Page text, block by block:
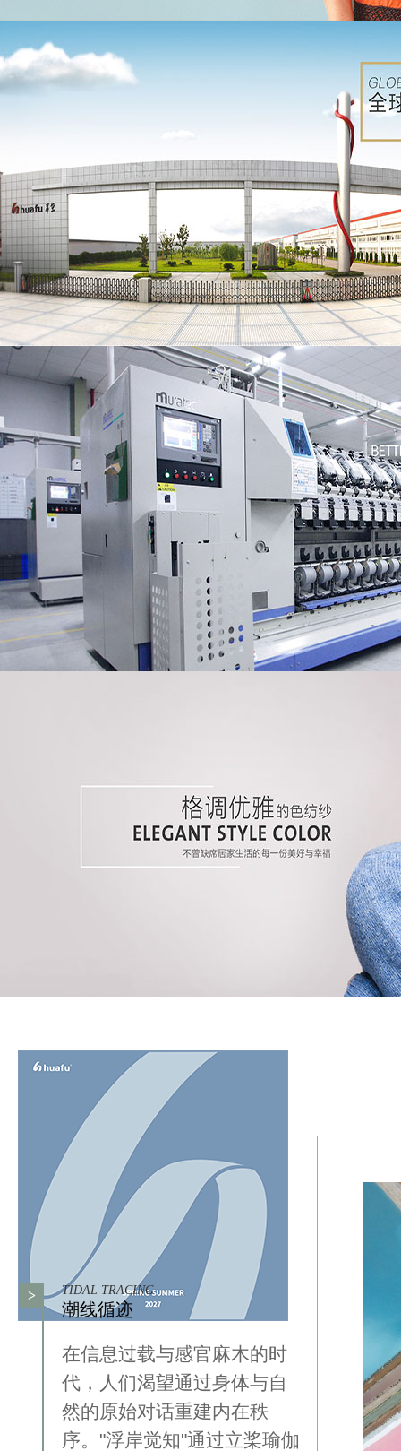
> TIDAL TRACING
潮线循迹
在信息过载与感官麻木的时
代，人们渴望通过身体与自
然的原始对话重建内在秩
序。"浮岸觉知"通过立桨瑜伽